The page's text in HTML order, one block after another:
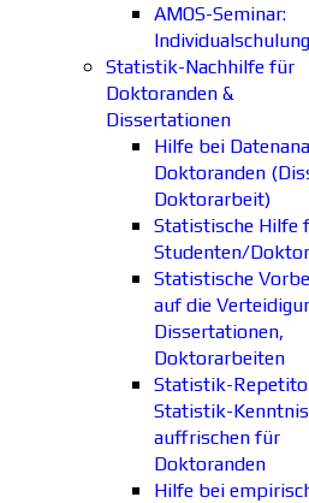
AMOS-Seminar:
Individualschulung
Statistik-Nachhilfe für
Doktoranden &
Dissertationen
Hilfe bei
Doktoranden
Doktorarbeit)
Statistische Hilfe
Studenten/
Statistische
auf die
Dissertationen,
Doktorarbeiten
Statistik-
Statistik-
auffrischen für
Doktoranden
Hilfe bei